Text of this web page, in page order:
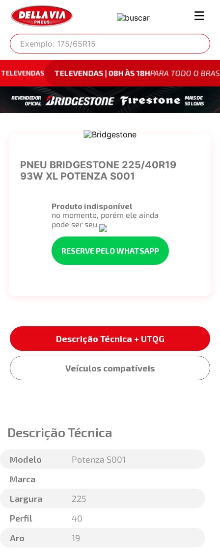
Exemplo: 175/65R15
TELEVENDAS | 08H ÀS 18HPARA TODO O BRASIL 0800
PNEU BRIDGESTONE 225/40R19
93W XL POTENZA S001
Produto indisponível
no momento, porém ele ainda
pode ser seu
RESERVE PELO WHATSAPP
Descrição Técnica + UTQG
Veículos compatíveis
Descrição Técnica
Modelo
Potenza S001
Marca
Largura
225
Perfil
40
Aro
19